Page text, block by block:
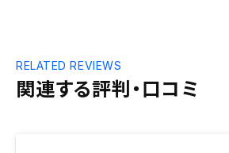
関連する評判・口コミ
RELATED REVIEWS